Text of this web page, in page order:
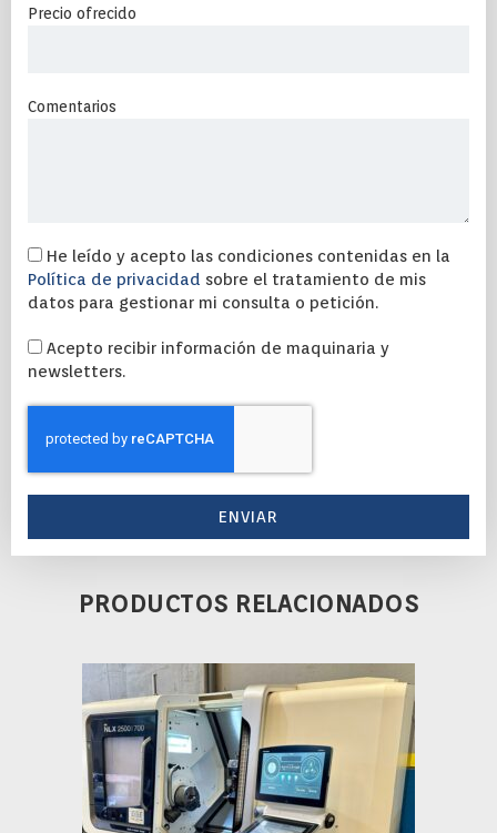
Precio ofrecido
Comentarios
He leído y acepto las condiciones contenidas en la
Política de privacidad sobre el tratamiento de mis
datos para gestionar mi consulta o petición.
Acepto recibir información de maquinaria y
newsletters.
ENVIAR
PRODUCTOS RELACIONADOS